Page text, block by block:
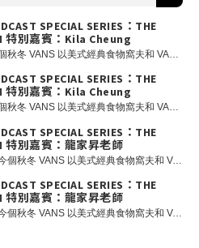
SPECIAL SERIES：THE
特別嘉賓：Kila Cheung
2022-12-30 ... 今個秋冬 VANS 以美式經典食物窩夫和 VANS 經典的 Waffle 鞋底為主題舉辦重磅跨界聯乘活動《THE WAFFLE ROOM》，於 BELOWGROUND 打造一所充滿加州風情的期間限定店，集結港、台、日的街頭、玩具和藝術等跨媒體創作勢力，並且夥拍香港玩具和藝術界注目單位 HOW2WORK 帶來一系列破格聯乘玩具和藝術收藏。 早前 VANS 《THE WAFFLE ROOM》活動現場，@complexchinese 團隊再次回到 FM BELOWGROUND 進行直播，帶來 NEXT/NOW PODCAST SPECIAL SERIES：THE WAFFLE ROOM。今集我們邀請到 HOW2WORK 旗下新世代藝術家 Kila Cheung 章柱基！Kila 的創作由繪畫到雕塑都充滿溫暖和療癒的氣息，甚至連日本藝術大師奈良美智亦曾經發文讚揚。在今次《THE WAFFLE ROOM》中他更特別為自己的簽名原創角色小明換上一身滑板裝束！此外， Kila 也是一名滑板愛好者！今集還有香港滑板代表 Chun Chai 與 OG JBS Brian 和我們一同討論滑板與藝術之間的關係！
SPECIAL SERIES：THE
特別嘉賓：Kila Cheung
2022-12-30 ... 今個秋冬 VANS 以美式經典食物窩夫和 VANS 經典的 Waffle 鞋底為主題舉辦重磅跨界聯乘活動《THE WAFFLE ROOM》，於 BELOWGROUND 打造一所充滿加州風情的期間限定店，集結港、台、日的街頭、玩具和藝術等跨媒體創作勢力，並且夥拍香港玩具和藝術界注目單位 HOW2WORK 帶來一系列破格聯乘玩具和藝術收藏。 早前 VANS 《THE WAFFLE ROOM》活動現場，我們再次回到 FM BELOWGROUND 進行直播，帶來 NEXT/NOW PODCAST SPECIAL SERIES：THE WAFFLE ROOM。今集我們邀請到 HOW2WORK 旗下新世代藝術家 Kila Cheung 章柱基！Kila 的創作由繪畫到雕塑都充滿溫暖和療癒的氣息，甚至連日本藝術大師奈良美智亦曾經發文讚揚。在今次《THE WAFFLE ROOM》中他更特別為自己的簽名原創角色小明換上一身滑板裝束！此外， Kila 也是一名滑板愛好者！今集還有香港滑板代表 Chun Chai 與 OG JBS Brian 和我們一同討論滑板與藝術之間的關係！
SPECIAL SERIES：THE
特別嘉賓：龍家昇老師
2022-12-25 ... 《今個秋冬 VANS 以美式經典食物窩夫和 VANS 經典的 Waffle 鞋底為主題舉辦重磅跨界聯乘活動《THE WAFFLE ROOM》，於 BELOWGROUND 打造一所充滿加州風情的期間限定店，集結港、台、日的街頭、玩具和藝術等跨媒體創作勢力，並且夥拍香港玩具和藝術界注目單位 HOW2WORK 帶來一系列破格聯乘玩具和藝術收藏。 在早前《THE WAFFLE ROOM》活動現場，COMPLEX 中文團隊再次回到 FM BELOWGROUND 的錄音室進行直播，帶來 《NEXT/NOW PODCAST SPECIAL SERIES：THE WAFFLE ROOM》，特別邀請到藝術家龍家昇老師作為我們的特別嘉賓！由家昇老師創作的超人氣經典角色 Labubu 與 Zimomo 也是《THE WAFFLE ROOM》主角之一，並且為是次活動換上新裝；在最新一集 NEXT/NOW PODCAST 中將由家昇老師親自分享過往創作的點滴，現可於 COMPLEX 中文的 Youtube 頻道、Spotify 和 Apple Podcast 重溫。各位熱愛滑板、玩具和藝術的朋友請勿錯過！
SPECIAL SERIES：THE
特別嘉賓：龍家昇老師
2022-12-24 ... 《今個秋冬 VANS 以美式經典食物窩夫和 VANS 經典的 Waffle 鞋底為主題舉辦重磅跨界聯乘活動《THE WAFFLE ROOM》，於 BELOWGROUND 打造一所充滿加州風情的期間限定店，集結港、台、日的街頭、玩具和藝術等跨媒體創作勢力，並且夥拍香港玩具和藝術界注目單位 HOW2WORK 帶來一系列破格聯乘玩具和藝術收藏。 在早前《THE WAFFLE ROOM》活動現場，COMPLEX 中文團隊再次回到 FM BELOWGROUND 的錄音室進行直播，帶來 《NEXT/NOW PODCAST SPECIAL SERIES：THE WAFFLE ROOM》，特別邀請到藝術家龍家昇老師作為我們的特別嘉賓！由家昇老師創作的超人氣經典角色 Labubu 與 Zimomo 也是《THE WAFFLE ROOM》主角之一，並且為是次活動換上新裝；在最新一集 NEXT/NOW PODCAST 中將由家昇老師親自分享過往創作的點滴，現可於 COMPLEX 中文的 Youtube 頻道、Spotify 和 Apple Podcast 重溫。各位熱愛滑板、玩具和藝術的朋友請勿錯過！ 在 Instagram 查看這則貼文 COMPLEX 中文（@complexchinese）分享的貼文 此外，各位觀看完影片後更有機會贏得由 VANS 和 HOW2WORK 送出的 VANS x KASING LUNG ZIMOMO SBA ORIGNAL 會場限定 Figure 一隻，各位 ZIMOMO 的粉絲請勿錯過！ 遊戲規則：1. 觀看該影片；2. 請在 @complexchinese Instagram 該影片貼文留言區回覆簡單問題：究竟當年 HOW2WORK 主理人 Howward 是通過什麼渠道邀請龍家昇老師合作的呢？3. 追蹤 @complexchinese、@vanshkg 和 @how2workhk Instagram 專頁；4. 遊戲將於 12 月 30 日 23:00 結束，我們將從答對的留言中隨機選出勝出者；5. 我們將以 DM 方式聯絡勝出者領取獎品：VANS x KASING LUNG ZIMOMO SBA ORIGNAL 會場限定 Figure 一隻。 條款細則：1.只限香港地區人士參與；2.每個帳戶只限參與一次；3.COMPLEX 中文將保留最終決定權。 重要提示：我們不會從除此帳戶以外的任何其他帳戶關注您或向您發送消息。